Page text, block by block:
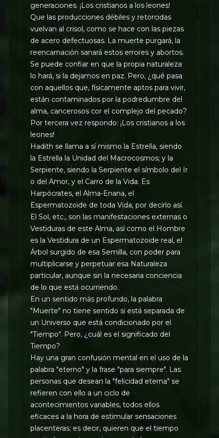
generaciones. ¡Los cristianos a los leones!
Que las producciones débiles y retorcidas
vuelvan al crisol, como se hace con las piezas
de acero defectuosas. La muerte purgará, la
reencarnación sanará estos errores y abortos.
Se puede confiar en que la propia naturaleza
lo hará, si la dejamos en paz. Pero, ¿qué pasa
con aquellos que, físicamente aptos para vivir,
están contaminados por la podredumbre del
alma, cancerosos cor el complejo del pecado?
Por tercera vez respondo: ¡Los cristianos a los
leones!
Hadith se llama a sí mismo la Estrella, siendo
la Estrella la Unidad del Macrocosmos; y la
Serpiente, siendo la Serpiente el símbolo del Ir
o del Amor, y el Carro de la Vida. Es
Harpócrates, el Alma-Enana, el
Espermatozoide de toda Vida, por decirlo así.
El Sol, etc., son las manifestaciones externas o
Vestiduras de este Alma, así como el Hombre
es la Vestidura de un Espermatozoide real, el
Árbol surgido de esa Semilla, con poder para
multiplicarse y perpetuar esa Naturaleza
particular, aunque sin la necesaria conciencia
de lo que está ocurriendo.
En un sentido más profundo, la palabra
"Muerte" no tiene sentido si está separada de
un Universo que está condicionado por el
"Tiempo". Pero, ¿cuál es el significado del
Tiempo?
Hay una gran confusión mental en el uso de la
palabra "eterno" y la frase "para siempre". Las
personas que desean la "felicidad eterna" se
refieren con ello a un ciclo de
acontecimientos variables, todos ellos
eficaces a la hora de estimular sensaciones
placenteras; es decir, quieren que el tiempo